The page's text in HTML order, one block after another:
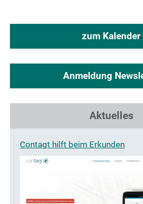
zum Kalender
Anmeldung
Aktuelles
Contagt hilft beim Erkunden